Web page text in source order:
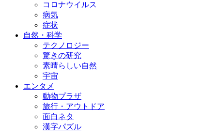
コロナウイルス
病気
症状
自然・科学
テクノロジー
驚きの研究
素晴らしい自然
宇宙
エンタメ
動物プラザ
旅行・アウトドア
面白ネタ
漢字パズル